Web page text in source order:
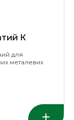
К
для
металевих